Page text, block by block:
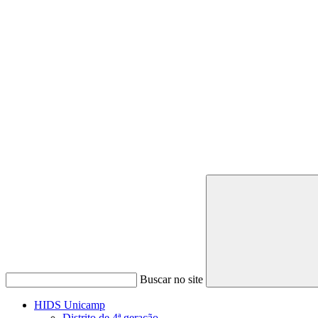
Buscar no site
HIDS Unicamp